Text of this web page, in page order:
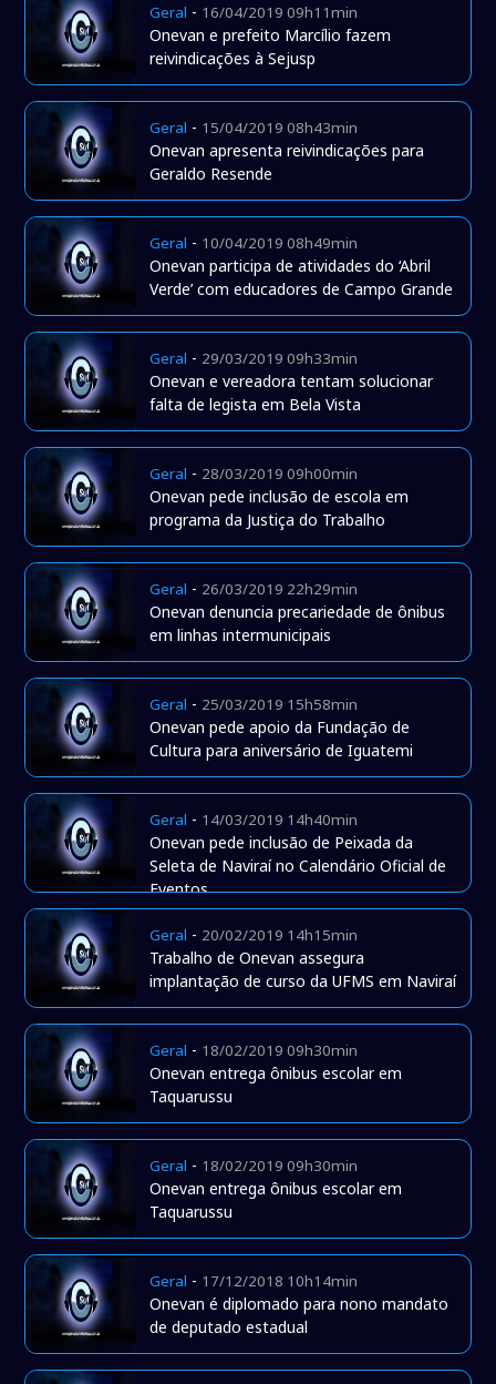
Geral - 16/04/2019 09h11min
Onevan e prefeito Marcílio fazem
reivindicações à Sejusp
Geral - 15/04/2019 08h43min
Onevan apresenta reivindicações para
Geraldo Resende
Geral - 10/04/2019 08h49min
Onevan participa de atividades do ‘Abril
Verde’ com educadores de Campo Grande
Geral - 29/03/2019 09h33min
Onevan e vereadora tentam solucionar
falta de legista em Bela Vista
Geral - 28/03/2019 09h00min
Onevan pede inclusão de escola em
programa da Justiça do Trabalho
Geral - 26/03/2019 22h29min
Onevan denuncia precariedade de ônibus
em linhas intermunicipais
Geral - 25/03/2019 15h58min
Onevan pede apoio da Fundação de
Cultura para aniversário de Iguatemi
Geral - 14/03/2019 14h40min
Onevan pede inclusão de Peixada da
Seleta de Naviraí no Calendário Oficial de
Eventos
Geral - 20/02/2019 14h15min
Trabalho de Onevan assegura
implantação de curso da UFMS em Naviraí
Geral - 18/02/2019 09h30min
Onevan entrega ônibus escolar em
Taquarussu
Geral - 18/02/2019 09h30min
Onevan entrega ônibus escolar em
Taquarussu
Geral - 17/12/2018 10h14min
Onevan é diplomado para nono mandato
de deputado estadual